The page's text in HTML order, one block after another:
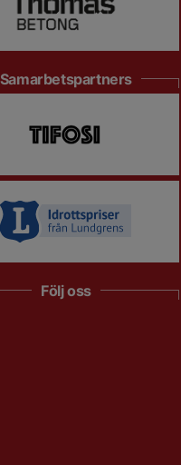
Samarbetspartners
Följ oss